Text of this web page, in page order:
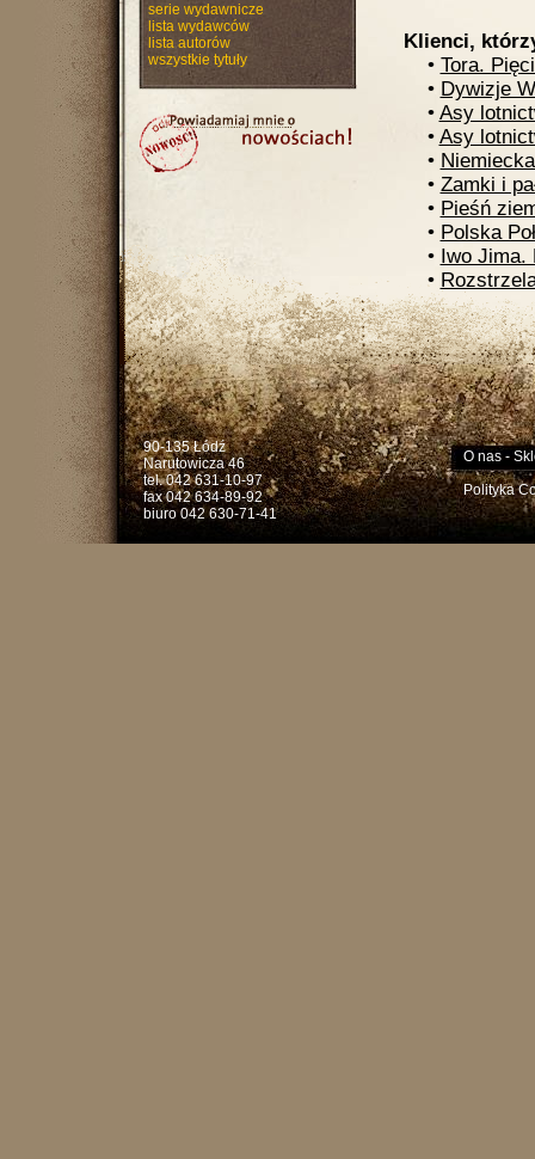
serie wydawnicze
lista wydawców
lista autorów
wszystkie tytuły
Klienci,
• Tora.
• Dywizje
• Asy
• Asy
•
• Zamki i
• Pieśń
• Polska
• Iwo Jima.
•
90-135 Łódź
Narutowicza 46
tel. 042 631-10-97
fax 042 634-89-92
biuro 042 630-71-41
O nas-
Polityka